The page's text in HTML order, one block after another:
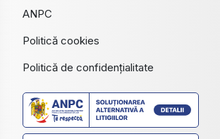
ANPC
Politică cookies
Politică de confidențialitate